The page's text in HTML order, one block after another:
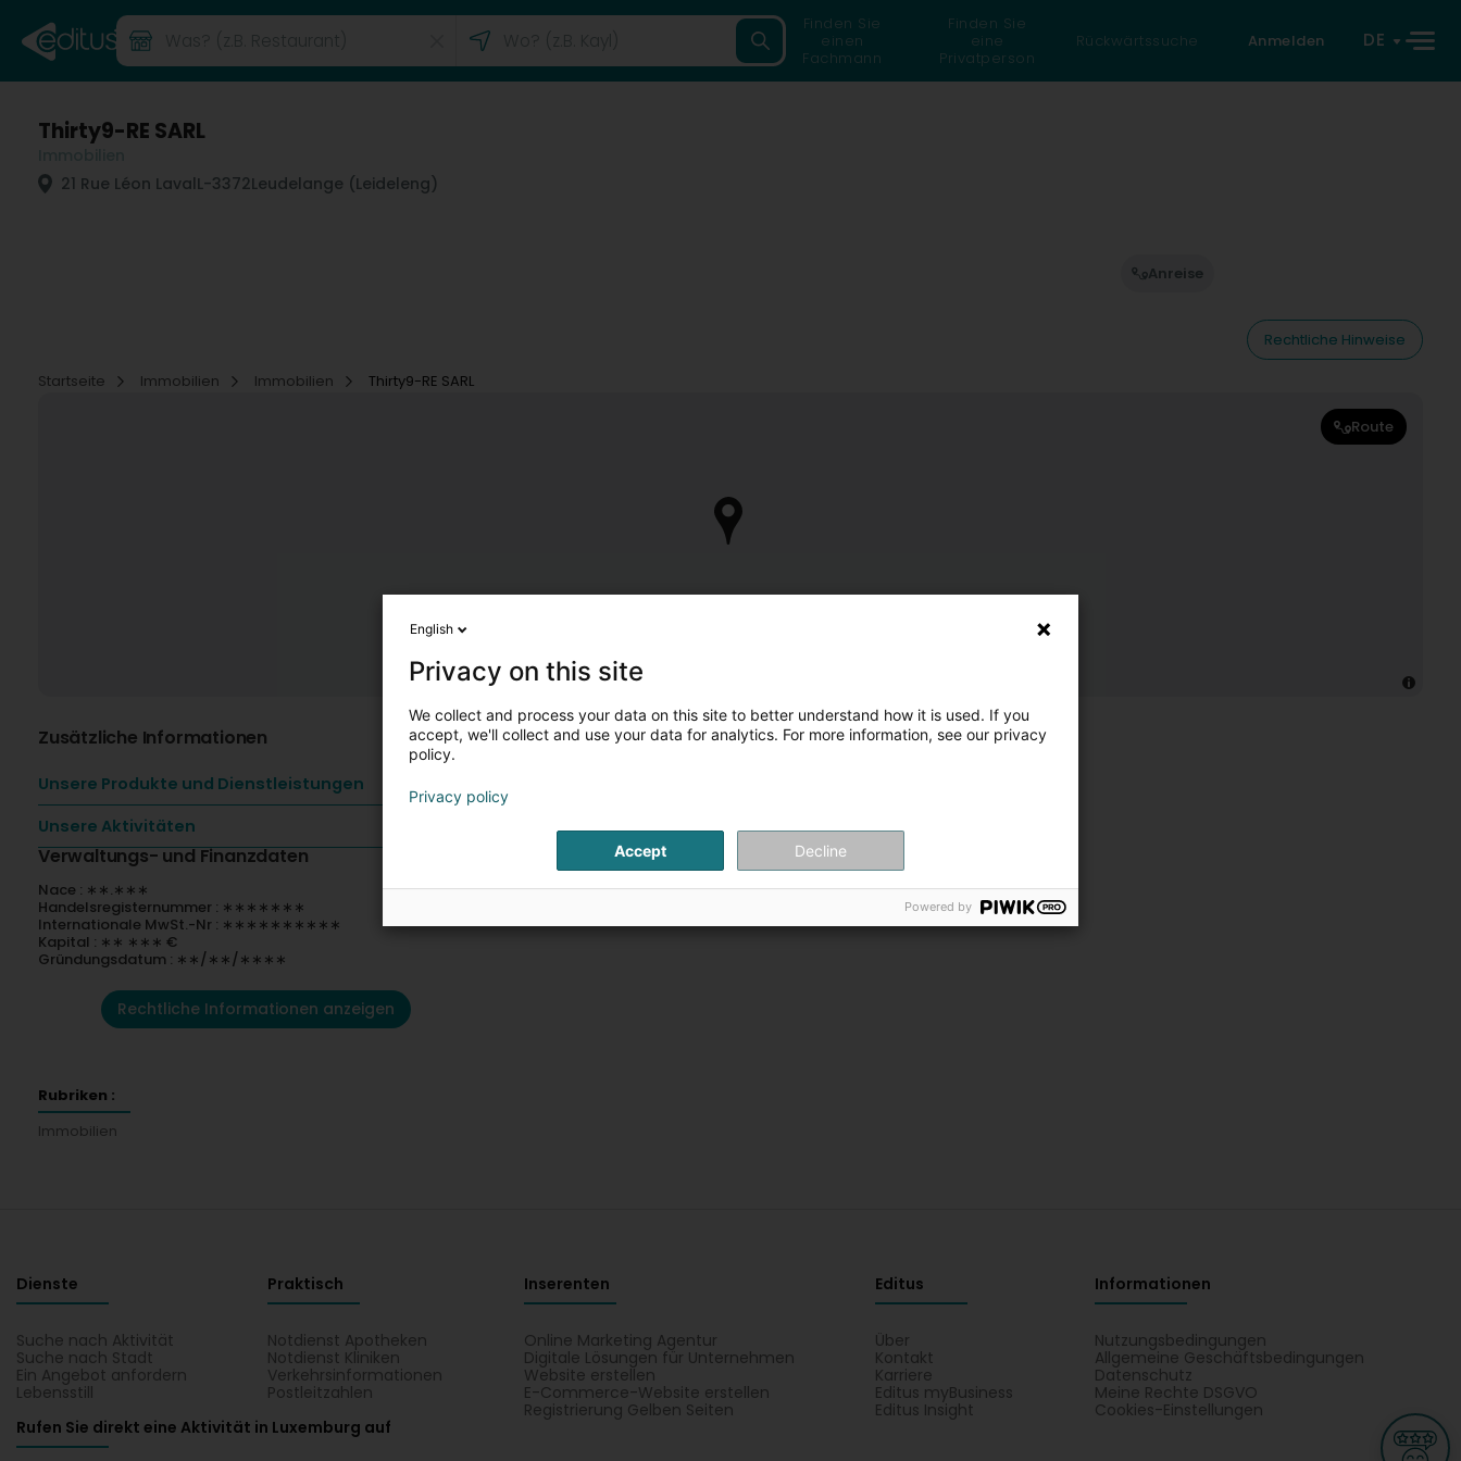
Finden Sie
einen
Fachmann
Finden Sie
eine
Privatperson
Rückwärtssuche Anmelden DE
Thirty9-RE SARL
21 Rue Léon LavalL-3372Leudelange (Leideleng)
Anreise
Rechtliche Hinweise
Startseite
Immobilien Immobilien Thirty9-RE SARL
Route
Zusätzliche Informationen
Unsere Produkte und Dienstleistungen
Unsere Aktivitäten
Verwaltungs- und Finanzdaten
Nace : ∗∗.∗∗∗
Handelsregisternummer : ∗∗∗∗∗∗∗
Internationale MwSt.-Nr : ∗∗∗∗∗∗∗∗∗∗
Kapital : ∗∗ ∗∗∗ €
Gründungsdatum : ∗∗/∗∗/∗∗∗∗
Rechtliche Informationen anzeigen
Rubriken :
Immobilien
Dienste
Suche nach Aktivität
Suche nach Stadt
Ein Angebot anfordern
Lebensstill
Praktisch
Notdienst Apotheken
Notdienst Kliniken
Verkehrsinformationen
Postleitzahlen
Inserenten
Online Marketing Agentur
Digitale Lösungen für Unternehmen
Website erstellen
E-Commerce-Website erstellen
Registrierung Gelben Seiten
Editus
Über
Kontakt
Karriere
Editus myBusiness
Editus Insight
Informationen
Nutzungsbedingungen
Allgemeine Geschäftsbedingungen
Datenschutz
Meine Rechte DSGVO
Cookies-Einstellungen
Rufen Sie direkt eine Aktivität in Luxemburg auf
English
Privacy on this site
We collect and process your data on this site to better understand how it is used. If you
accept, we'll collect and use your data for analytics. For more information, see our privacy
policy.
Privacy policy
Accept Decline
Powered by